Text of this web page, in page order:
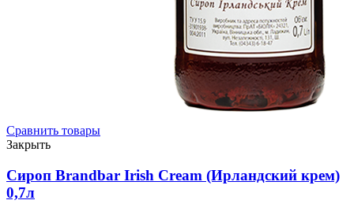
Сравнить товары
Закрыть
Сироп Brandbar Irish Cream (Ирландский крем)
0,7л